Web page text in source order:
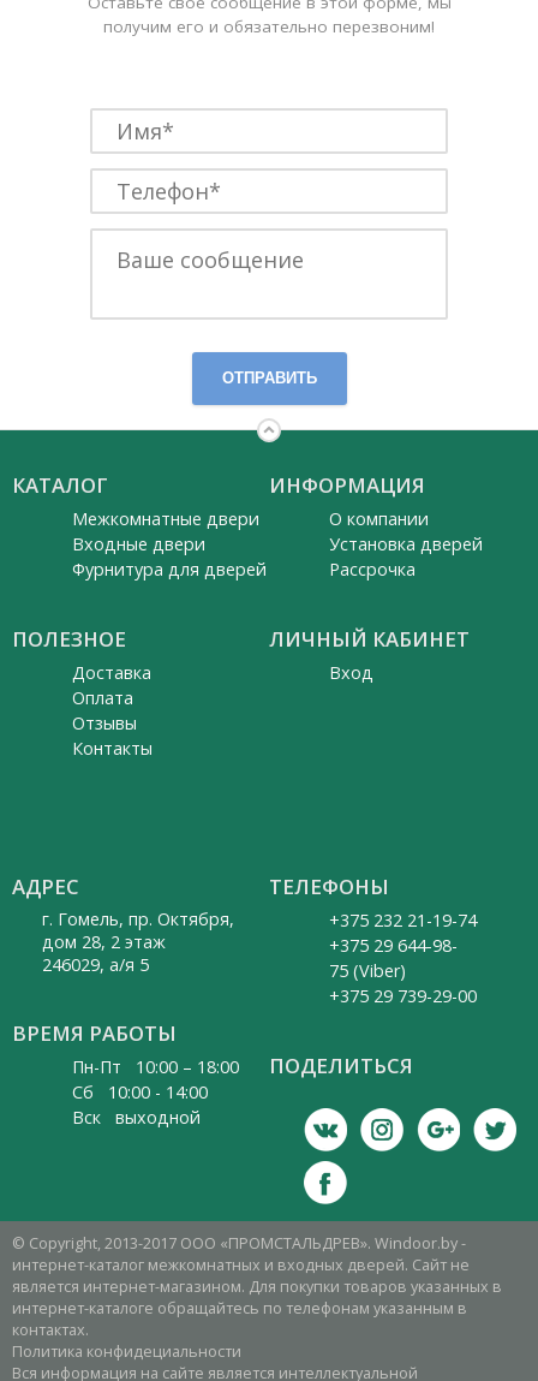
получим его и обязательно перезвоним!
ОТПРАВИТЬ
КАТАЛОГ
Межкомнатные двери
Входные двери
Фурнитура для дверей
ПОЛЕЗНОЕ
Доставка
Оплата
Отзывы
Контакты
ИНФОРМАЦИЯ
О компании
Установка дверей
Рассрочка
ЛИЧНЫЙ КАБИНЕТ
Вход
АДРЕС
г. Гомель, пр. Октября,
дом 28, 2 этаж
246029, а/я 5
ВРЕМЯ РАБОТЫ
Пн-Пт 10:00 – 18:00
Cб 10:00 - 14:00
Вск выходной
ТЕЛЕФОНЫ
+375 232 21-19-74
+375 29 644-98-
75 (Viber)
+375 29 739-29-00
ПОДЕЛИТЬСЯ
© Copyright, 2013-2017 ООО «ПРОМСТАЛЬДРЕВ». Windoor.by -
интернет-каталог межкомнатных и входных дверей. Сайт не
является интернет-магазином. Для покупки товаров указанных в
интернет-каталоге обращайтесь по телефонам указанным в
контактах.
Политика конфидециальности
Вся информация на сайте является интеллектуальной